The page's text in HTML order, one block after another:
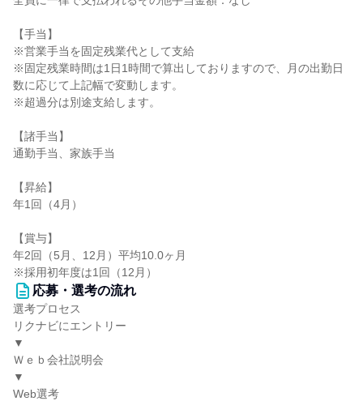
【手当】
※営業手当を固定残業代として支給
※固定残業時間は1日1時間で算出しておりますので、月の出勤日
数に応じて上記幅で変動します。
※超過分は別途支給します。
【諸手当】
通勤手当、家族手当
【昇給】
年1回（4月）
【賞与】
年2回（5月、12月）平均10.0ヶ月
※採用初年度は1回（12月）
応募・選考の流れ
選考プロセス
リクナビにエントリー
▼
Ｗｅｂ会社説明会
▼
Web選考